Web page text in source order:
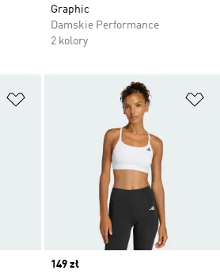
Graphic
Damskie Performance
2 kolory
Dodaj do listy życzeń
Price
149 zł